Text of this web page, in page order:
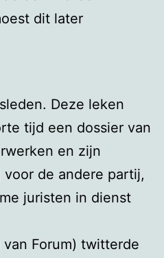
dit later
Deze leken
tijd een dossier van
en zijn
de andere partij,
juristen in dienst
Forum) twitterde